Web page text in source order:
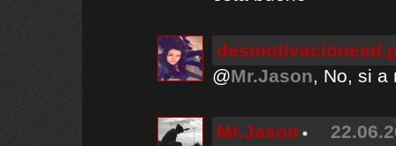
@Mr.Jason, No, si a
Mr.Jason